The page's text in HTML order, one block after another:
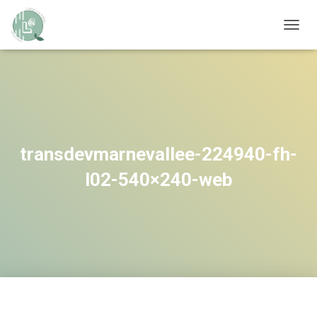
transdevmarnevallee-224940-fh-
l02-540×240-web